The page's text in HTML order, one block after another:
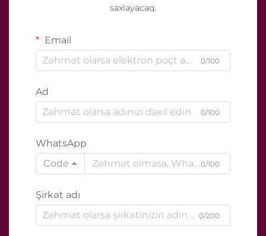
saxlayacaq.
Email
0/100
Ad
0/100
WhatsApp
Code
0/100
Şirkət adı
0/200